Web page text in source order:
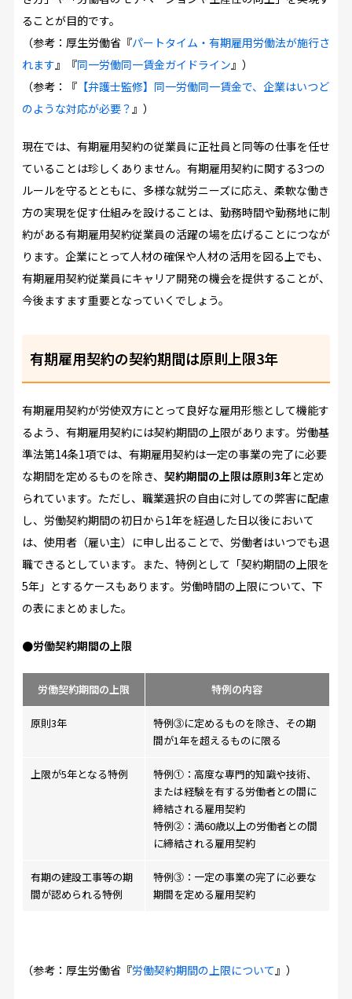
ることが目的です。
（参考：厚生労働省『パートタイム・有期雇用労働法が施行さ
れます』『同一労働同一賃金ガイドライン』）
（参考：『【弁護士監修】同一労働同一賃金で、企業はいつど
のような対応が必要？』）
現在では、有期雇用契約の従業員に正社員と同等の仕事を任せ
ていることは珍しくありません。有期雇用契約に関する3つの
ルールを守るとともに、多様な就労ニーズに応え、柔軟な働き
方の実現を促す仕組みを設けることは、勤務時間や勤務地に制
約がある有期雇用契約従業員の活躍の場を広げることにつなが
ります。企業にとって人材の確保や人材の活用を図る上でも、
有期雇用契約従業員にキャリア開発の機会を提供することが、
今後ますます重要となっていくでしょう。
有期雇用契約の契約期間は原則上限3年
有期雇用契約が労使双方にとって良好な雇用形態として機能す
るよう、有期雇用契約には契約期間の上限があります。労働基
準法第14条1項では、有期雇用契約は一定の事業の完了に必要
な期間を定めるものを除き、 契約期間の上限は原則3年と定め
られています。ただし、職業選択の自由に対しての弊害に配慮
し、労働契約期間の初日から1年を経過した日以後において
は、使用者（雇い主）に申し出ることで、労働者はいつでも退
職できるとしています。また、特例として「契約期間の上限を
5年」とするケースもあります。労働時間の上限について、下
の表にまとめました。
●労働契約期間の上限
労働契約期間の上限 特例の内容
原則3年
特例③に定めるものを除き、その期
間が1年を超えるものに限る
上限が5年となる特例
特例①：高度な専門的知識や技術、
または経験を有する労働者との間に
締結される雇用契約
特例②：満60歳以上の労働者との間
に締結される雇用契約
有期の建設工事等の期
間が認められる特例
特例③：一定の事業の完了に必要な
期間を定める雇用契約
（参考：厚生労働省『労働契約期間の上限について』）